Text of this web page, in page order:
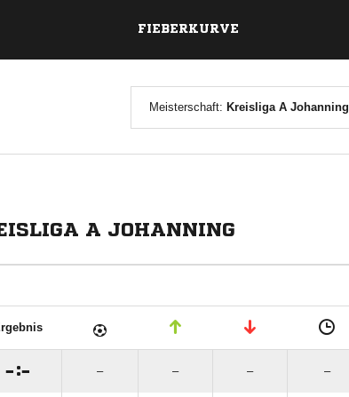
FIEBERKURVE
Meisterschaft: Kreisliga A Johanning
A JOHANNING
: – – – –